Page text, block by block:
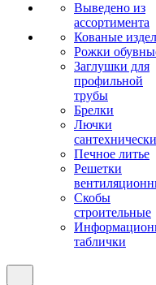
Выведено из
ассортимента
Кованые
Рожки
Заглушки для
профильной
трубы
Брелки
Лючки
Печное литье
Решетки
Скобы
строительные
таблички